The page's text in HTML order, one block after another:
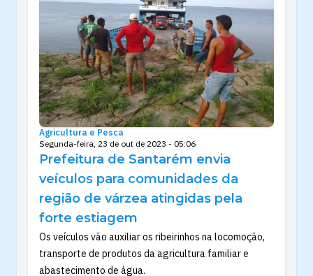
Agricultura e Pesca
Segunda-feira, 23 de out de 2023 - 05:06
Prefeitura de Santarém envia
veículos para comunidades da
região de várzea atingidas pela
forte estiagem
Os veículos vão auxiliar os ribeirinhos na locomoção,
transporte de produtos da agricultura familiar e
abastecimento de água.